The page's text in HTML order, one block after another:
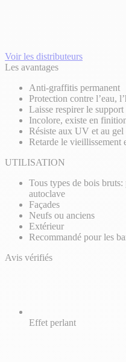
Voir les distributeurs
Les avantages
Anti-graffitis permanent
Protection contre l’eau,
Laisse respirer le support
Incolore, existe en
Résiste aux UV et au gel
Retarde le vieillissement
UTILISATION
Tous types de bois
autoclave
Façades
Neufs ou anciens
Extérieur
Recommandé pour les
Avis vérifiés
Effet perlant